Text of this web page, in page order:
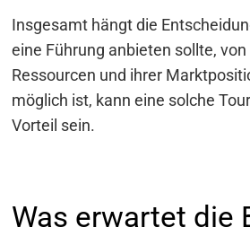
Insgesamt hängt die
eine Führung anbieten sollte,
Ressourcen und ihrer
möglich ist, kann eine solche
Vorteil sein.
Was erwartet die